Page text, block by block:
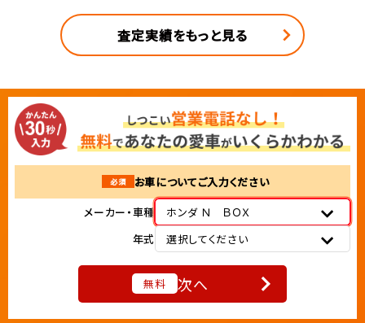
査定実績をもっと見る
必須
お車についてご入力ください
メーカー・車種
ホンダ Ｎ ＢＯＸ
年式
選択してください
無料 次へ